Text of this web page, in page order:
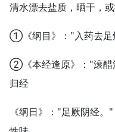
清水漂去盐质，晒干，或
①《纲目》："入药去足
②《本经逢原》："滚醋
归经
《纲日》："足厥阴经。"